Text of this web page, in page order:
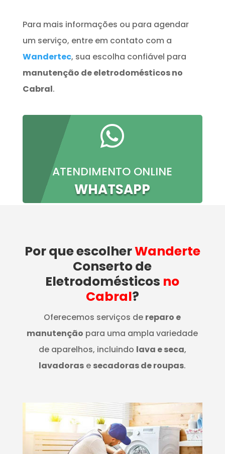
Para mais informações ou para agendar
um serviço, entre em contato com a
Wandertec, sua escolha confiável para
manutenção de eletrodomésticos no
Cabral.

ATENDIMENTO ONLINE
WHATSAPP
Por que escolherWanderte
Conserto de
Eletrodomésticos no
Cabral?
Oferecemos serviços de reparo e
manutenção para uma ampla variedade
de aparelhos, incluindo lava e seca,
lavadoras e secadoras de roupas.